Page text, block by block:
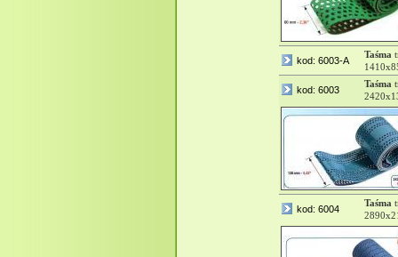
kod: 6003-A
Taśma
kod: 6003
Taśma
kod: 6004
Taśma